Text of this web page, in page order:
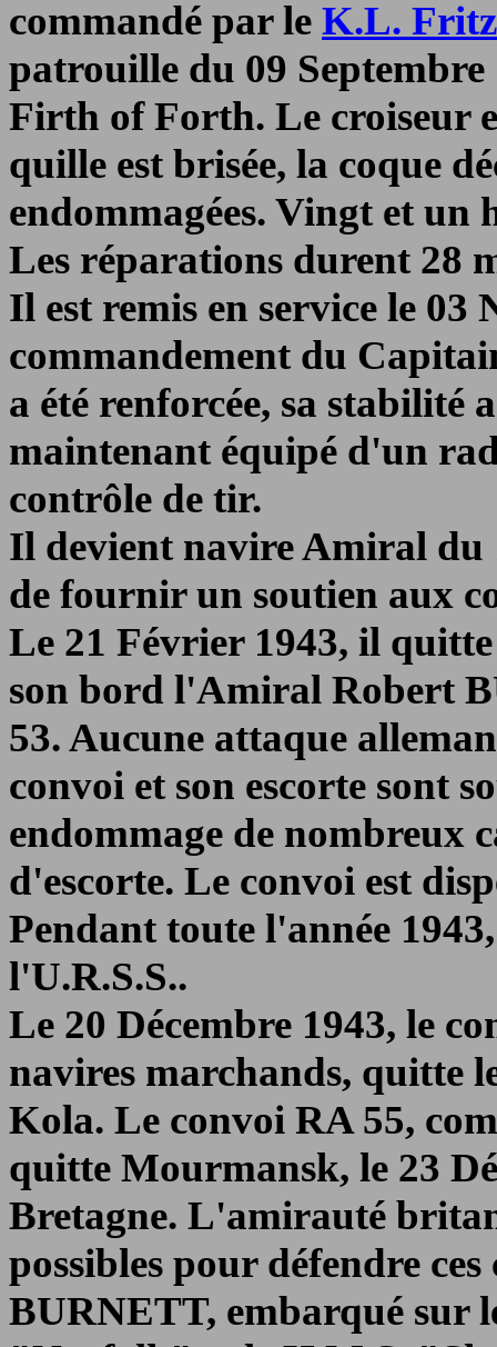
commandé par le K.L.
patrouille du 09 Septembre
Firth of Forth. Le croiseur
quille est brisée, la coque
endommagées. Vingt et un
Les réparations durent 28
Il est remis en service le 03
commandement du
a été renforcée, sa stabilité
maintenant équipé d'un
contrôle de tir.
Il devient navire Amiral du
de fournir un soutien aux
Le 21 Février 1943, il
son bord l'Amiral Robert
53. Aucune attaque
convoi et son escorte sont
endommage de nombreux
d'escorte. Le convoi est
Pendant toute l'année
l'U.R.S.S..
Le 20 Décembre 1943, le
navires marchands, quitte
Kola. Le convoi RA 55,
quitte Mourmansk, le 23
Bretagne. L'amirauté
possibles pour défendre
BURNETT, embarqué sur